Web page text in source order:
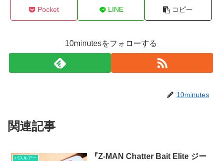
Pocket LINE コピー
10minutesをフォローする
10minutes
関連記事
バスルアー
『Z-MAN Chatter Bait Elite ジー